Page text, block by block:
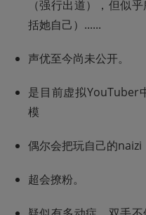
（强行出道），但似
括她自己）......
声优至今尚未公开。
是目前虚拟YouTuber
模
偶尔会把玩自己的naizi
超会撩粉。